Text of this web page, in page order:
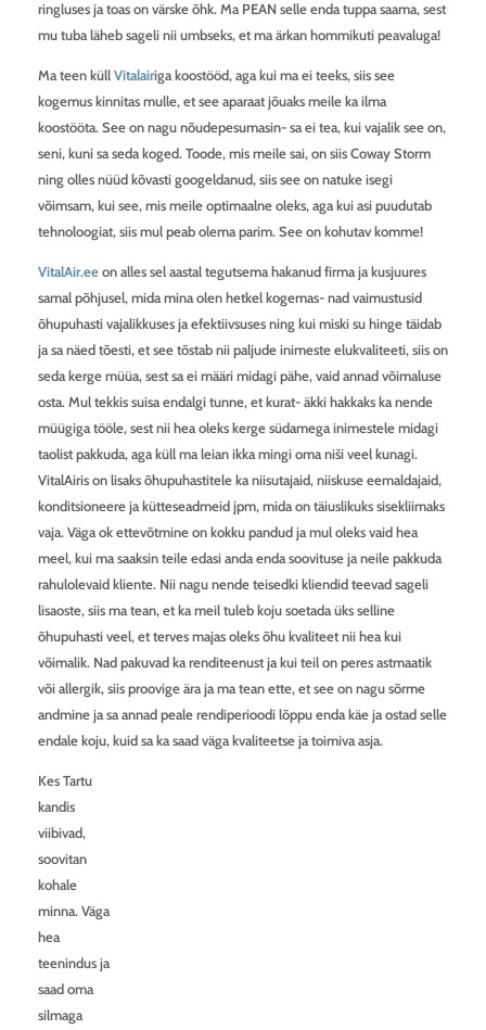
ringluses ja toas on värske õhk. Ma PEAN selle enda tuppa saama, sest
mu tuba läheb sageli nii umbseks, et ma ärkan hommikuti peavaluga!
Ma teen küllVitalairiga koostööd, aga kui ma ei teeks, siis see
kogemus kinnitas mulle, et see aparaat jõuaks meile ka ilma
koostööta. See on nagu nõudepesumasin- sa ei tea, kui vajalik see on,
seni, kuni sa seda koged. Toode, mis meile sai, on siis Coway Storm
ning olles nüüd kõvasti googeldanud, siis see on natuke isegi
võimsam, kui see, mis meile optimaalne oleks, aga kui asi puudutab
tehnoloogiat, siis mul peab olema parim. See on kohutav komme!
VitalAir.eeon alles sel aastal tegutsema hakanud firma ja kusjuures
samal põhjusel, mida mina olen hetkel kogemas- nad vaimustusid
õhupuhasti vajalikkuses ja efektiivsuses ning kui miski su hinge täidab
ja sa näed tõesti, et see tõstab nii paljude inimeste elukvaliteeti, siis on
seda kerge müüa, sest sa ei määri midagi pähe, vaid annad võimaluse
osta. Mul tekkis suisa endalgi tunne, et kurat- äkki hakkaks ka nende
müügiga tööle, sest nii hea oleks kerge südamega inimestele midagi
taolist pakkuda, aga küll ma leian ikka mingi oma niši veel kunagi.
VitalAiris on lisaks õhupuhastitele ka niisutajaid, niiskuse eemaldajaid,
konditsioneere ja kütteseadmeid jpm, mida on täiuslikuks sisekliimaks
vaja. Väga ok ettevõtmine on kokku pandud ja mul oleks vaid hea
meel, kui ma saaksin teile edasi anda enda soovituse ja neile pakkuda
rahulolevaid kliente. Nii nagu nende teisedki kliendid teevad sageli
lisaoste, siis ma tean, et ka meil tuleb koju soetada üks selline
õhupuhasti veel, et terves majas oleks õhu kvaliteet nii hea kui
võimalik. Nad pakuvad ka renditeenust ja kui teil on peres astmaatik
või allergik, siis proovige ära ja ma tean ette, et see on nagu sõrme
andmine ja sa annad peale rendiperioodi lõppu enda käe ja ostad selle
endale koju, kuid sa ka saad väga kvaliteetse ja toimiva asja.
Kes Tartu
kandis
viibivad,
soovitan
kohale
minna. Väga
hea
teenindus ja
saad oma
silmaga